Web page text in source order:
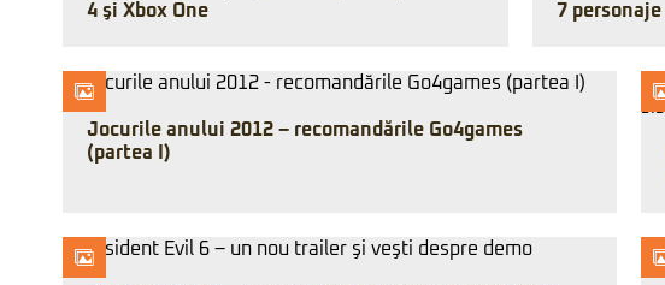
4 şi Xbox One
7 personaje
Jocurile anului 2012 – recomandările Go4games
(partea I)